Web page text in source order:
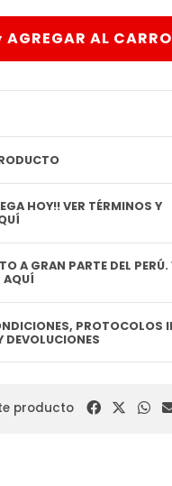
AGREGAR AL CARRO
TÉRMINOS Y
A GRAN PARTE DEL PERÚ.
AQUÍ
PROTOCOLOS
DEVOLUCIONES
producto